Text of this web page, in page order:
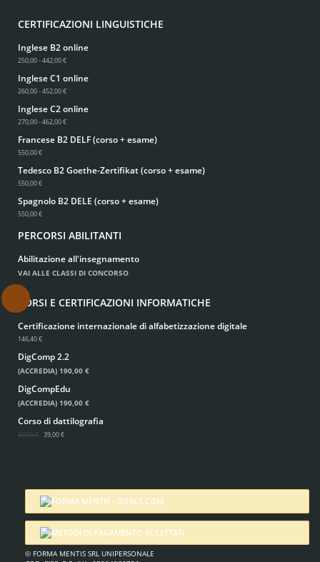
CERTIFICAZIONI LINGUISTICHE
Inglese B2 online
250,00 - 442,00 €
Inglese C1 online
260,00 - 452,00 €
Inglese C2 online
270,00 - 462,00 €
Francese B2 DELF (corso + esame)
550,00 €
Tedesco B2 Goethe-Zertifikat (corso + esame)
550,00 €
Spagnolo B2 DELE (corso + esame)
550,00 €
PERCORSI ABILITANTI
Abilitazione all'insegnamento
VAI ALLE CLASSI DI CONCORSO
CORSI E CERTIFICAZIONI INFORMATICHE
Certificazione internazionale di alfabetizzazione digitale
146,40 €
DigComp 2.2
(ACCREDIA) 190,00 €
DigCompEdu
(ACCREDIA) 190,00 €
Corso di dattilografia
49,00 € 39,00 €
© FORMA MENTIS SRL UNIPERSONALE